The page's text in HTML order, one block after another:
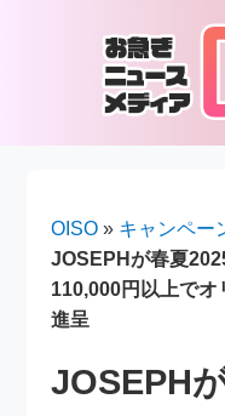
OISO » キャンペー
JOSEPHが春夏
110,000円以上で
進呈
JOSEPH